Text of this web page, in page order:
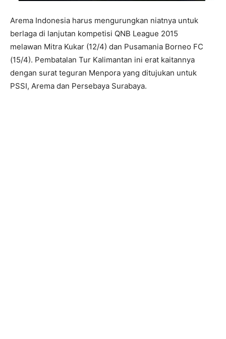
Arema Indonesia harus mengurungkan niatnya untuk
berlaga di lanjutan kompetisi QNB League 2015
melawan Mitra Kukar (12/4) dan Pusamania Borneo FC
(15/4). Pembatalan Tur Kalimantan ini erat kaitannya
dengan surat teguran Menpora yang ditujukan untuk
PSSI, Arema dan Persebaya Surabaya.